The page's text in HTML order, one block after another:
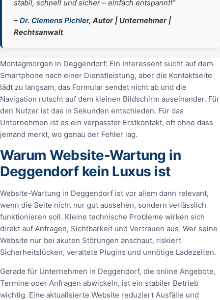
stabil, schnell und sicher – einfach entspannt!“
– Dr. Clemens Pichler, Autor | Unternehmer |
Rechtsanwalt
Montagmorgen in Deggendorf: Ein Interessent sucht auf dem
Smartphone nach einer Dienstleistung, aber die Kontaktseite
lädt zu langsam, das Formular sendet nicht ab und die
Navigation rutscht auf dem kleinen Bildschirm auseinander. Für
den Nutzer ist das in Sekunden entschieden. Für das
Unternehmen ist es ein verpasster Erstkontakt, oft ohne dass
jemand merkt, wo genau der Fehler lag.
Warum Website-Wartung in
Deggendorf kein Luxus ist
Website-Wartung in Deggendorf ist vor allem dann relevant,
wenn die Seite nicht nur gut aussehen, sondern verlässlich
funktionieren soll. Kleine technische Probleme wirken sich
direkt auf Anfragen, Sichtbarkeit und Vertrauen aus. Wer seine
Website nur bei akuten Störungen anschaut, riskiert
Sicherheitslücken, veraltete Plugins und unnötige Ladezeiten.
Gerade für Unternehmen in Deggendorf, die online Angebote,
Termine oder Anfragen abwickeln, ist ein stabiler Betrieb
wichtig. Eine aktualisierte Website reduziert Ausfälle und